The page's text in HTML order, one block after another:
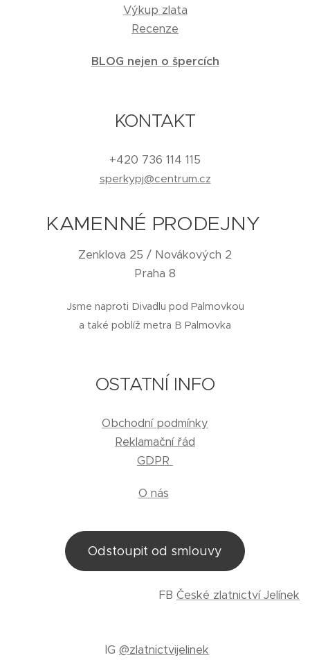
Výkup zlata
Recenze
BLOG nejen o špercích
KONTAKT
+420 736 114 115
sperkypj@centrum.cz
KAMENNÉ PRODEJNY
Zenklova 25 / Novákových 2
Praha 8
Jsme naproti Divadlu pod Palmovkou
a také poblíž metra B Palmovka
OSTATNÍ INFO
Obchodní podmínky
Reklamační řád
GDPR
O nás
Odstoupit od smlouvy
FB České zlatnictví Jelínek
IG @zlatnictvijelinek